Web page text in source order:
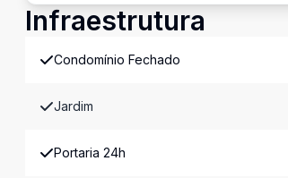
Infraestrutura
Condomínio Fechado
Jardim
Portaria 24h